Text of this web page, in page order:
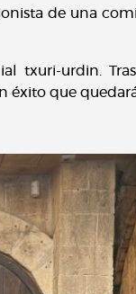
de una
txuri-urdin.
éxito que